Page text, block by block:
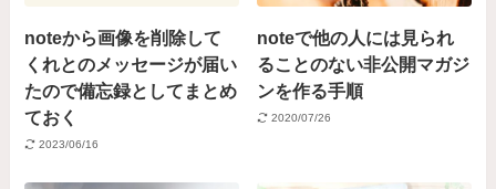
noteから画像を削除して
くれとのメッセージが届い
たので備忘録としてまとめ
ておく
2023/06/16
noteで他の人には見られ
ることのない非公開マガジ
ンを作る手順
2020/07/26